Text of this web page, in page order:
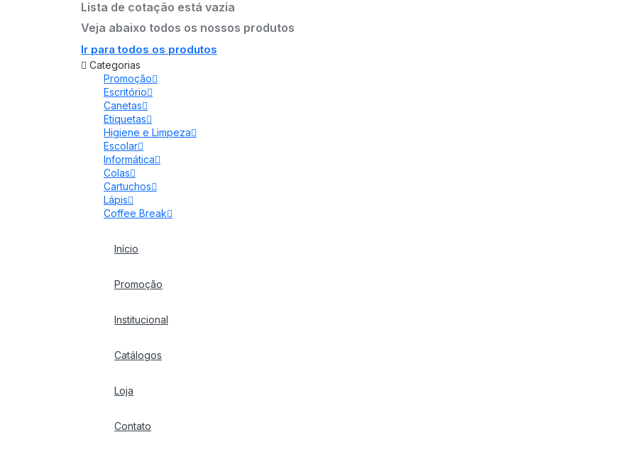
Lista de cotação está vazia
Veja abaixo todos os nossos produtos
Ir para todos os produtos
Categorias
Promoção
Escritório
Canetas
Etiquetas
Higiene e Limpeza
Escolar
Informática
Colas
Cartuchos
Lápis
Coffee Break
Início
Promoção
Institucional
Catálogos
Loja
Contato